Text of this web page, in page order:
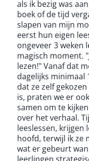
als ik bezig was
boek of de tijd
slapen van mijn
eerst hun eigen
ongeveer 3 weken
magisch moment.
lezen!" Vanaf dat
dagelijks minimaal
dat ze zelf
is, praten we er
samen om te
over het verhaal.
leeslessen, krijgen
hoofd, terwijl ik ze
wat er gebeurt